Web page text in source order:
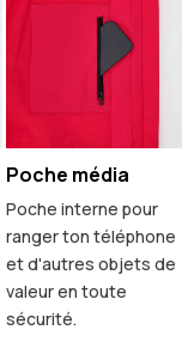
Poche média
Poche interne pour
ranger ton téléphone
et d'autres objets de
valeur en toute
sécurité.